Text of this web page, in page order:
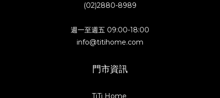
(02)2880-8989
週一至週五 09:00-18:00
info@titihome.com
門市資訊
TiTi Home